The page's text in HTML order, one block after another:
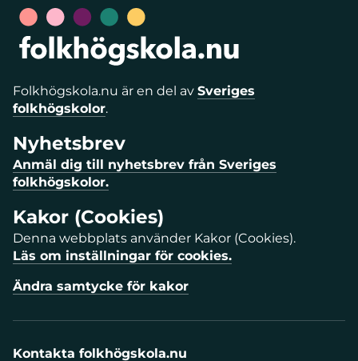
Folkhögskola.nu är en del av Sveriges
folkhögskolor.
Nyhetsbrev
Anmäl dig till nyhetsbrev från Sveriges
folkhögskolor.
Kakor (Cookies)
Denna webbplats använder Kakor (Cookies).
Läs om inställningar för cookies.
Ändra samtycke för kakor
Kontakta folkhögskola.nu